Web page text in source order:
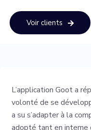
Voir clients
Grâce à l'application
commandes plus
peuvent se
produits.